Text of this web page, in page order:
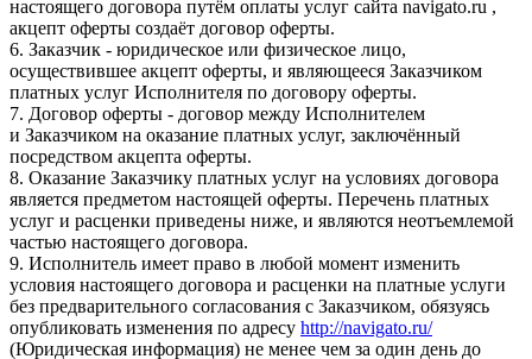
настоящего договора путём оплаты услуг сайта navigato.ru ,
акцепт оферты создаёт договор оферты.
6. Заказчик - юридическое или физическое лицо,
осуществившее акцепт оферты, и являющееся Заказчиком
платных услуг Исполнителя по договору оферты.
7. Договор оферты - договор между Исполнителем
и Заказчиком на оказание платных услуг, заключённый
посредством акцепта оферты.
8. Оказание Заказчику платных услуг на условиях договора
является предметом настоящей оферты. Перечень платных
услуг и расценки приведены ниже, и являются неотъемлемой
частью настоящего договора.
9. Исполнитель имеет право в любой момент изменить
условия настоящего договора и расценки на платные услуги
без предварительного согласования с Заказчиком, обязуясь
опубликовать изменения по адресу http://navigato.ru/
(Юридическая информация) не менее чем за один день до